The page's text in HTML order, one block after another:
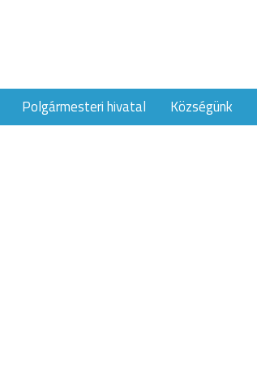
Polgármesteri hivatal Községünk